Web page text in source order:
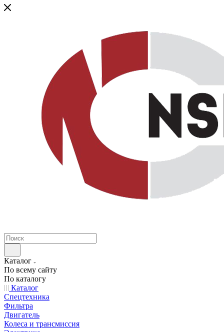
Каталог
По всему сайту
По каталогу
Каталог
Спецтехника
Фильтра
Двигатель
Колеса и трансмиссия